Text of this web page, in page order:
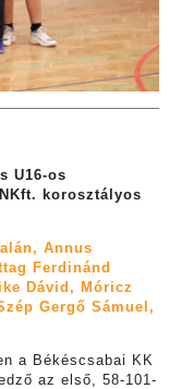
U16-os
korosztályos
Annus
Ferdinánd
Dávid, Móricz
Gergő Sámuel,
a Békéscsabai KK
az első, 58-101-